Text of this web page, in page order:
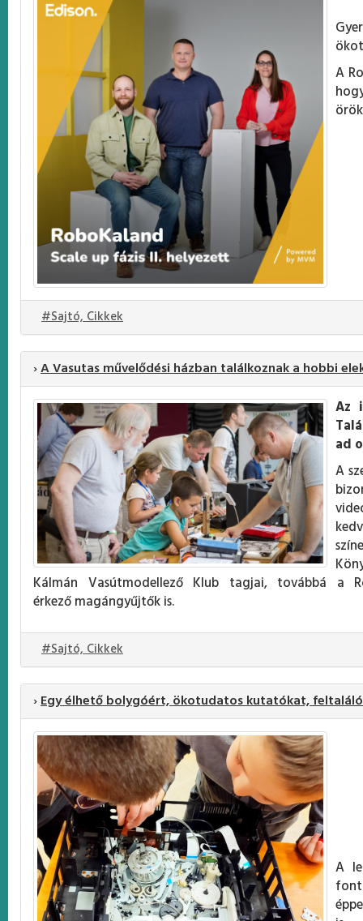
A
#Sajtó, Cikkek
›A Vasutas művelődési házban találkoznak a hobbi
Az
ad
A
Kálmán Vasútmodellező Klub tagjai, továbbá a
érkező magángyűjtők is.
#Sajtó, Cikkek
›Egy élhető bolygóért, ökotudatos kutatókat,
A